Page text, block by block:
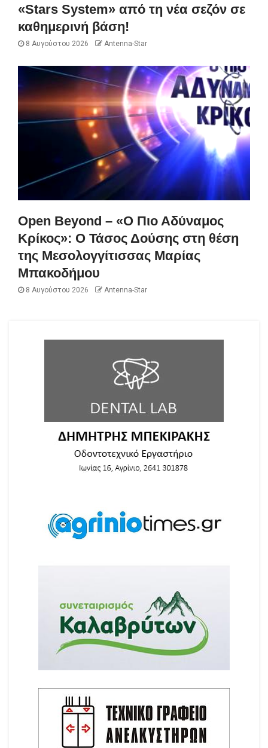
«Stars System» από τη νέα σεζόν σε
καθημερινή βάση!
8 Αυγούστου 2026 Antenna-Star
Open Beyond – «Ο Πιο Αδύναμος
Κρίκος»: Ο Τάσος Δούσης στη θέση
της Μεσολογγίτισσας Μαρίας
Μπακοδήμου
8 Αυγούστου 2026 Antenna-Star